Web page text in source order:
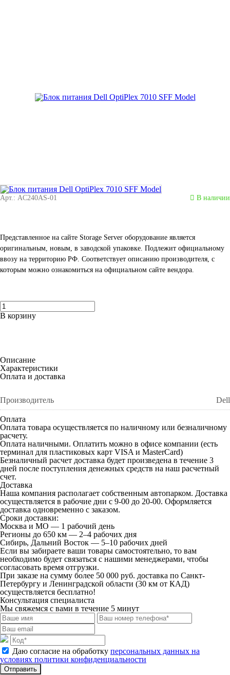
Арт.: AC240AS-01 В наличии
Представленное на сайте Storage Server оборудование является
оригинальным, новым, в заводской упаковке. Подлежит официальному
ввозу на территорию РФ. Соответствует описанию производителя, с
которым можно ознакомиться на официальном сайте вендора.
В корзину
Описание
Характеристики
Оплата и доставка
Производитель Dell
Оплата
Оплата товара осуществляется по наличному или безналичному
расчету.
Оплата наличными. Оплатить можно в офисе компании (есть
терминал для пластиковых карт VISA и MasterCard)
Безналичный расчет доставка будет произведена в течение 3
дней после поступления денежных средств на наш расчетный
счет.
Доставка
Наша компания располагает собственным автопарком. Доставка
осуществляется в рабочие дни с 9-00 до 20-00. Оформляется
доставка одновременно с заказом.
Сроки доставки:
Москва и МО — 1 рабочий день
Регионы до 650 км — 2–4 рабочих дня
Сибирь, Дальний Восток — 5–10 рабочих дней
Если вы забираете ваши товары самостоятельно, то вам
необходимо будет связаться с нашими менеджерами, чтобы
согласовать время отгрузки.
При заказе на сумму более 50 000 руб. доставка по Санкт-
Петербургу и Ленинградской области (30 км от КАД)
осуществляется бесплатно!
Консультация специалиста
Мы свяжемся с вами в течение 5 минут
Даю согласие на обработку персональных данных на
условиях политики конфиденциальности
Отправить